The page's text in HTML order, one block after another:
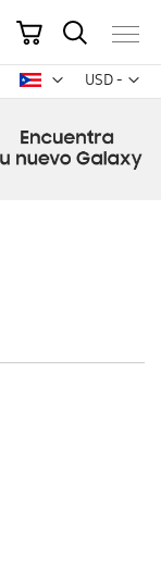
USD -
dólar
Mi carrito